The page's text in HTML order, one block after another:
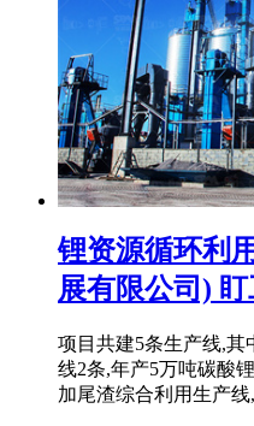
锂资源循环利
展有限公司) 盯
项目共建5条生产线,其
线2条,年产5万吨碳酸
加尾渣综合利用生产